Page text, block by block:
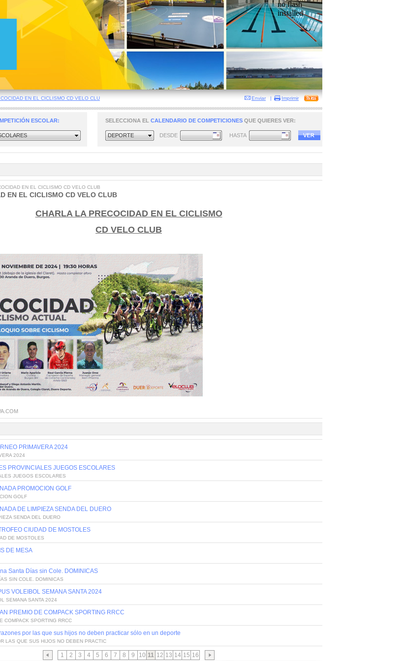
EN EL CICLISMO CD VELO CLU Enviar | Imprimir
ESCOLAR: SELECCIONA EL CALENDARIO DE COMPETICIONES QUE QUIERES VER:
DEPORTE DESDE HASTA
no flash
installed
EN EL CICLISMO CD VELO CLUB
EN EL CICLISMO CD VELO CLUB
CHARLA LA PRECOCIDAD EN EL CICLISMO
CD VELO CLUB
PRIMAVERA 2024
2024
PROVINCIALES JUEGOS ESCOLARES
JUEGOS ESCOLARES
PROMOCION GOLF
GOLF
DE LIMPIEZA SENDA DEL DUERO
SENDA DEL DUERO
CIUDAD DE MOSTOLES
DE MOSTOLES
DE MESA
Santa Días sin Cole. DOMINICAS
SIN COLE. DOMINICAS
VOLEIBOL SEMANA SANTA 2024
SEMANA SANTA 2024
PREMIO DE COMPACK SPORTING RRCC
COMPACK SPORTING RRCC
por las que sus hijos no deben practicar sólo en un deporte
LAS QUE SUS HIJOS NO DEBEN PRACTIC
1 2 3 4 5 6 7 8 9 10 11 12 13 14 15 16